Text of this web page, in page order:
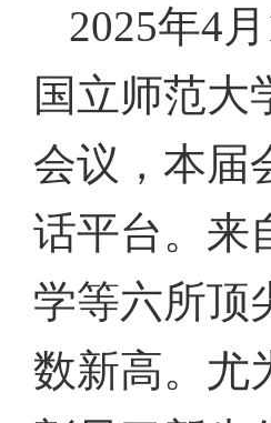
2025年4月
国立师范大
会议，本届
话平台。来
学等六所顶
数新高。尤